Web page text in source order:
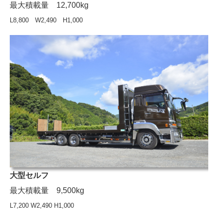
最大積載量 12,700kg
L8,800 W2,490 H1,000
大型セルフ
最大積載量 9,500kg
L7,200 W2,490 H1,000